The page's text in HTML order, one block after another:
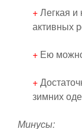
+Легкая
активных
+ Ею
+
зимних
Минусы: